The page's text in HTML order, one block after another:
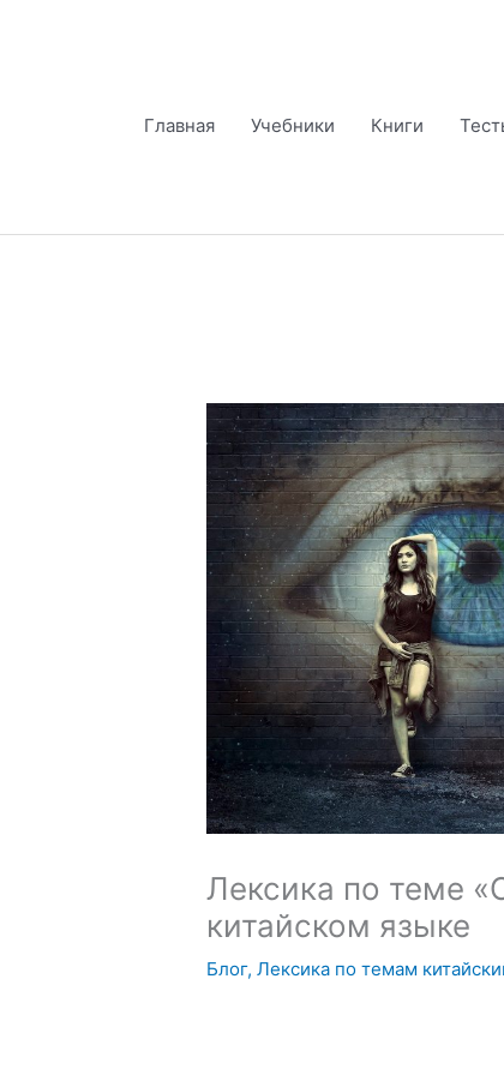
Главная Учебники Книги
Лексика по теме
китайском языке
Блог,Лексика по темам